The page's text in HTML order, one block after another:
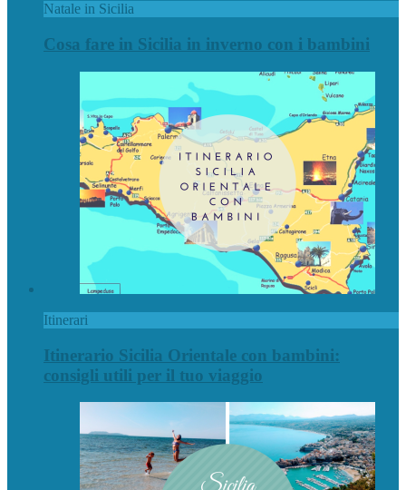
Natale in Sicilia
Cosa fare in Sicilia in inverno con i bambini
Itinerari
Itinerario Sicilia Orientale con bambini:
consigli utili per il tuo viaggio